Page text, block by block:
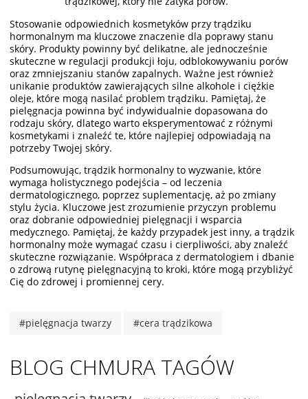
Stosowanie odpowiednich kosmetyków przy trądziku
hormonalnym ma kluczowe znaczenie dla poprawy stanu
skóry. Produkty powinny być delikatne, ale jednocześnie
skuteczne w regulacji produkcji łoju, odblokowywaniu porów
oraz zmniejszaniu stanów zapalnych. Ważne jest również
unikanie produktów zawierających silne alkohole i ciężkie
oleje, które mogą nasilać problem trądziku. Pamiętaj, że
pielęgnacja powinna być indywidualnie dopasowana do
rodzaju skóry, dlatego warto eksperymentować z różnymi
kosmetykami i znaleźć te, które najlepiej odpowiadają na
potrzeby Twojej skóry.
Podsumowując, trądzik hormonalny to wyzwanie, które
wymaga holistycznego podejścia – od leczenia
dermatologicznego, poprzez suplementację, aż po zmiany
stylu życia. Kluczowe jest zrozumienie przyczyn problemu
oraz dobranie odpowiedniej pielęgnacji i wsparcia
medycznego. Pamiętaj, że każdy przypadek jest inny, a trądzik
hormonalny może wymagać czasu i cierpliwości, aby znaleźć
skuteczne rozwiązanie. Współpraca z dermatologiem i dbanie
o zdrową rutynę pielęgnacyjną to kroki, które mogą przybliżyć
Cię do zdrowej i promiennej cery.
#pielęgnacja twarzy #cera trądzikowa
BLOG CHMURA TAGÓW